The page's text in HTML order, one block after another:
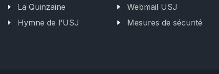
La Quinzaine
Hymne de l'USJ
Webmail USJ
Mesures de sécurité